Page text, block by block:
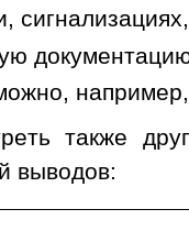
например,
также
выводов: